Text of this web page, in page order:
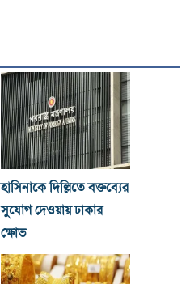
হাসিনাকে দিল্লিতে বক্তব্যের
সুযোগ দেওয়ায় ঢাকার
ক্ষোভ